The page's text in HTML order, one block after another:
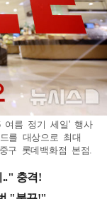
여름 정기 세일' 행사
를 대상으로 최대
구 롯데백화점 본점.